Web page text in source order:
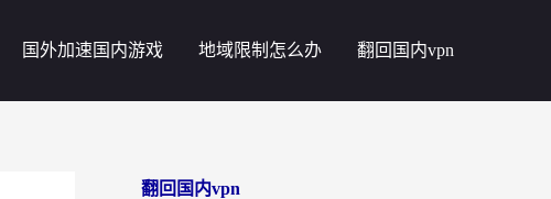
国外加速国内游戏 地域限制怎么办 翻回国内vpn
翻回国内vpn